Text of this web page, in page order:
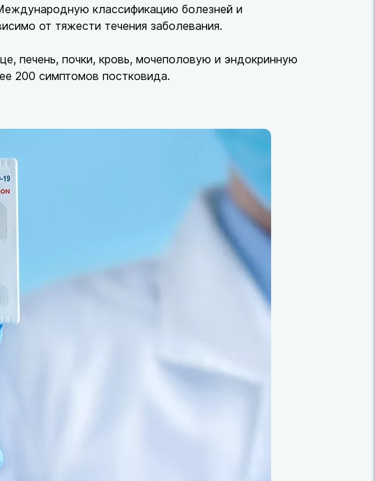
классификацию болезней и
от тяжести течения заболевания.
печень, почки, кровь, мочеполовую и эндокринную
200 симптомов постковида.